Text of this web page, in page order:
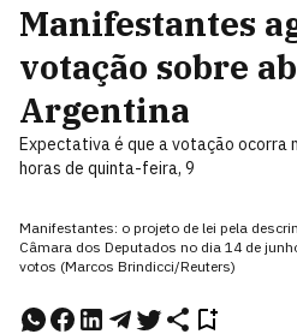
Manifestantes
votação sobre
Argentina
Expectativa é que a votação ocorra
horas de quinta-feira, 9
Manifestantes: o projeto de lei pela
Câmara dos Deputados no dia 14 de
votos (Marcos Brindicci/Reuters)